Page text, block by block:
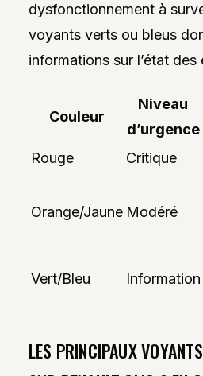
dysfonctionnement à
voyants verts ou bleus
informations sur l’état des
Couleur
Niveau
d’urgence
Rouge
Critique
Orange/Jaune Modéré
Vert/Bleu Information
LES PRINCIPAUX